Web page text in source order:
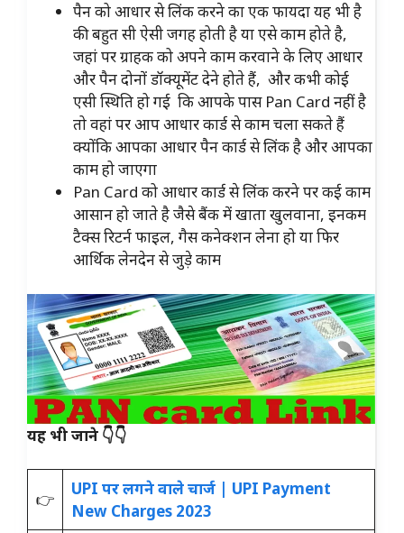
पैन को आधार से लिंक करने का एक फायदा यह भी है
की बहुत सी ऐसी जगह होती है या एसे काम होते है,
जहां पर ग्राहक को अपने काम करवाने के लिए आधार
और पैन दोनों डॉक्यूमेंट देने होते हैं, और कभी कोई
एसी स्थिति हो गई कि आपके पास Pan Card नहीं है
तो वहां पर आप आधार कार्ड से काम चला सकते हैं
क्योंकि आपका आधार पैन कार्ड से लिंक है और आपका
काम हो जाएगा
Pan Card को आधार कार्ड से लिंक करने पर कई काम
आसान हो जाते है जैसे बैंक में खाता खुलवाना, इनकम
टैक्स रिटर्न फाइल, गैस कनेक्शन लेना हो या फिर
आर्थिक लेनदेन से जुड़े काम
यह भी जाने 👇👇
👉
UPI पर लगने वाले चार्ज | UPI Payment
New Charges 2023